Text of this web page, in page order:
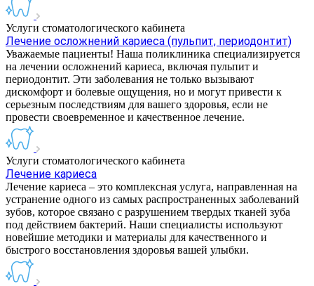
Услуги стоматологического кабинета
Лечение осложнений кариеса (пульпит, периодонтит)
Уважаемые пациенты! Наша поликлиника специализируется
на лечении осложнений кариеса, включая пульпит и
периодонтит. Эти заболевания не только вызывают
дискомфорт и болевые ощущения, но и могут привести к
серьезным последствиям для вашего здоровья, если не
провести своевременное и качественное лечение.
Услуги стоматологического кабинета
Лечение кариеса
Лечение кариеса – это комплексная услуга, направленная на
устранение одного из самых распространенных заболеваний
зубов, которое связано с разрушением твердых тканей зуба
под действием бактерий. Наши специалисты используют
новейшие методики и материалы для качественного и
быстрого восстановления здоровья вашей улыбки.